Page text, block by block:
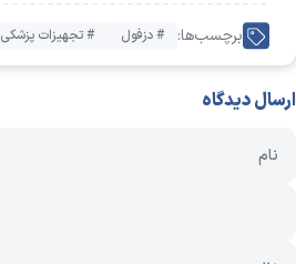
برچسب‌ها: # دزفول # تجهیزات پزشکی
ارسال دیدگاه